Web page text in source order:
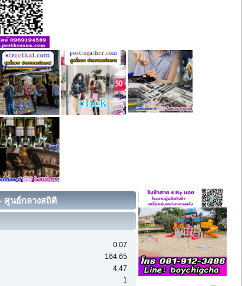
ศูนย์กลางสถิติ
0.07
164.65
4.47
1